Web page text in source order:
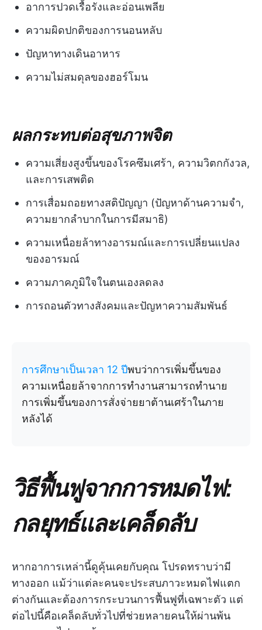
อาการปวดเรื้อรังและอ่อนเพลีย
ความผิดปกติของการนอนหลับ
ปัญหาทางเดินอาหาร
ความไม่สมดุลของฮอร์โมน
ผลกระทบต่อสุขภาพจิต
ความเสี่ยงสูงขึ้นของโรคซึมเศร้า, ความวิตกกังวล,
และการเสพติด
การเสื่อมถอยทางสติปัญญา (ปัญหาด้านความจำ,
ความยากลำบากในการมีสมาธิ)
ความเหนื่อยล้าทางอารมณ์และการเปลี่ยนแปลง
ของอารมณ์
ความภาคภูมิใจในตนเองลดลง
การถอนตัวทางสังคมและปัญหาความสัมพันธ์
การศึกษาเป็นเวลา 12 ปีพบว่าการเพิ่มขึ้นของ
ความเหนื่อยล้าจากการทำงานสามารถทำนาย
การเพิ่มขึ้นของการสั่งจ่ายยาต้านเศร้าในภาย
หลังได้
วิธีฟื้นฟูจากการหมดไฟ:
กลยุทธ์และเคล็ดลับ
หากอาการเหล่านี้ดูคุ้นเคยกับคุณ โปรดทราบว่ามี
ทางออก แม้ว่าแต่ละคนจะประสบภาวะหมดไฟแตก
ต่างกันและต้องการกระบวนการฟื้นฟูที่เฉพาะตัว แต่
ต่อไปนี้คือเคล็ดลับทั่วไปที่ช่วยหลายคนให้ผ่านพ้น